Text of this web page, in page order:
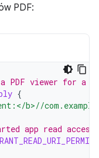
PDF:
PDF viewer for a
{
b>//
app read